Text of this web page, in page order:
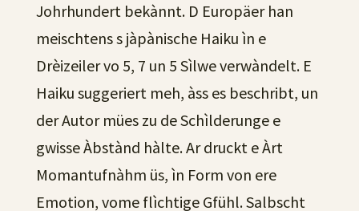
Johrhundert bekànnt. D Europäer han
meischtens s jàpànische Haiku ìn e
Drèizeiler vo 5, 7 un 5 Sìlwe verwàndelt. E
Haiku suggeriert meh, àss es beschribt, un
der Autor mües zu de Schìlderunge e
gwisse Àbstànd hàlte. Ar druckt e Àrt
Momantufnàhm üs, ìn Form von ere
Emotion, vome flìchtige Gfühl. Salbscht